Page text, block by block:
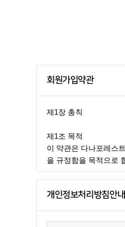
회원가입약관
개인정보처리방침안내